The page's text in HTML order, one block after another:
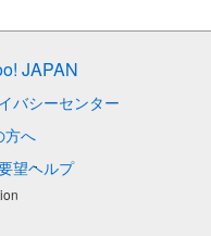
JAPAN
バシーセンター
方へ
望ヘルプ